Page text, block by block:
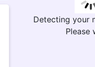
Detecting your
Please